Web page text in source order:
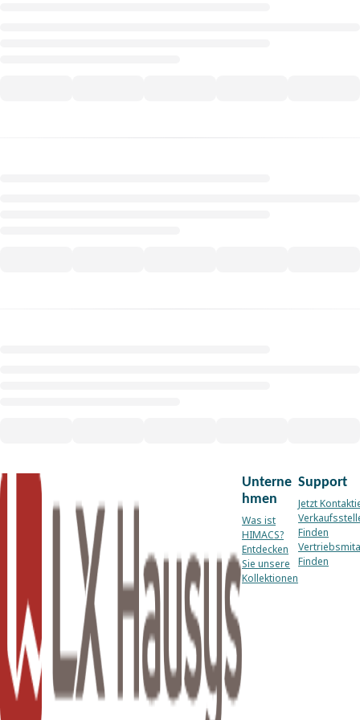
Unterne
hmen
Was ist
HIMACS?
Entdecken
Sie unsere
Kollektionen
Support
Jetzt
Finden
Finden